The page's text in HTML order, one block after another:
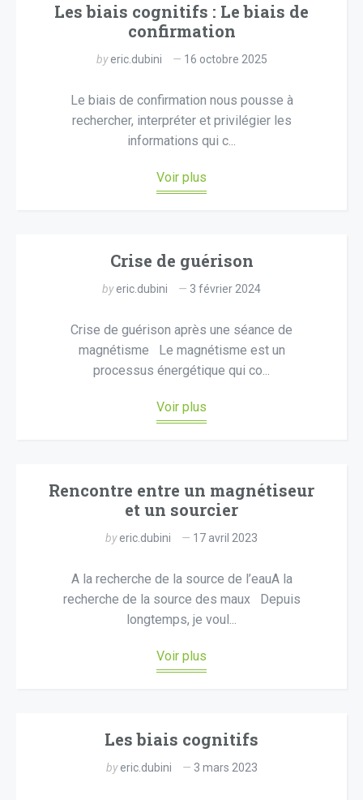
Les biais cognitifs : Le biais de
confirmation
byeric.dubini 16 octobre 2025
Le biais de confirmation nous pousse à
rechercher, interpréter et privilégier les
informations qui c...
Voir plus
Crise de guérison
byeric.dubini 3 février 2024
Crise de guérison après une séance de
magnétisme Le magnétisme est un
processus énergétique qui co...
Voir plus
Rencontre entre un magnétiseur
et un sourcier
byeric.dubini 17 avril 2023
A la recherche de la source de l’eauA la
recherche de la source des maux Depuis
longtemps, je voul...
Voir plus
Les biais cognitifs
byeric.dubini 3 mars 2023